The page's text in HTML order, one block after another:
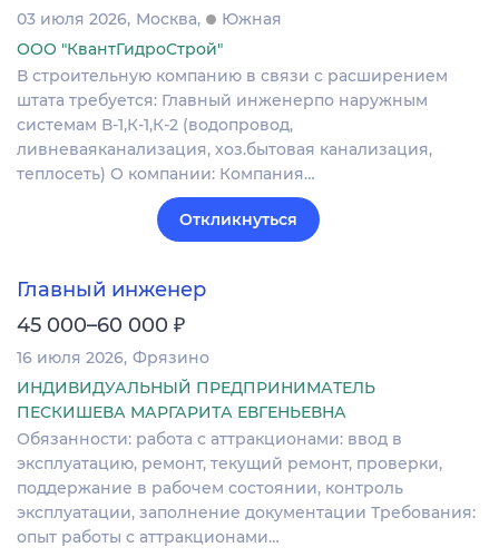
03 июля 2026 Москва
Южная
ООО "КвантГидроСтрой"
В строительную компанию в связи с расширением
штата требуется: Главный инженерпо наружным
системам В-1,К-1,К-2 (водопровод,
ливневаяканализация, хоз.бытовая канализация,
теплосеть) О компании: Компания…
Откликнуться
Главный инженер
45 000–60 000 ₽
16 июля 2026 Фрязино
ИНДИВИДУАЛЬНЫЙ ПРЕДПРИНИМАТЕЛЬ
ПЕСКИШЕВА МАРГАРИТА ЕВГЕНЬЕВНА
Обязанности: работа с аттракционами: ввод в
эксплуатацию, ремонт, текущий ремонт, проверки,
поддержание в рабочем состоянии, контроль
эксплуатации, заполнение документации Требования:
опыт работы с аттракционами…